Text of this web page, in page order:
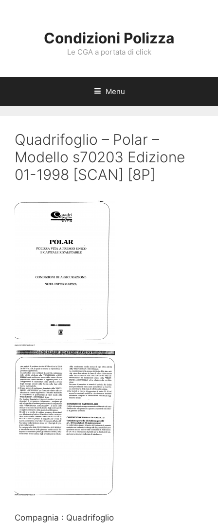
Condizioni Polizza
Le CGA a portata di click
Menu
Quadrifoglio – Polar –
Modello s70203 Edizione
01-1998 [SCAN] [8P]
Compagnia : Quadrifoglio